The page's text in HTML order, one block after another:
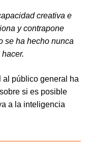
creativa e
y contrapone
se ha hecho nunca
al público general ha
si es posible
a la inteligencia